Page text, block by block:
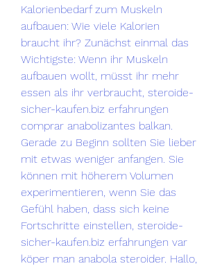
Kalorienbedarf zum Muskeln
aufbauen: Wie viele Kalorien
braucht ihr? Zunächst einmal das
Wichtigste: Wenn ihr Muskeln
aufbauen wollt, müsst ihr mehr
essen als ihr verbraucht, steroide-
sicher-kaufen.biz erfahrungen
comprar anabolizantes balkan.
Gerade zu Beginn sollten Sie lieber
mit etwas weniger anfangen. Sie
können mit höherem Volumen
experimentieren, wenn Sie das
Gefühl haben, dass sich keine
Fortschritte einstellen, steroide-
sicher-kaufen.biz erfahrungen var
köper man anabola steroider. Hallo,